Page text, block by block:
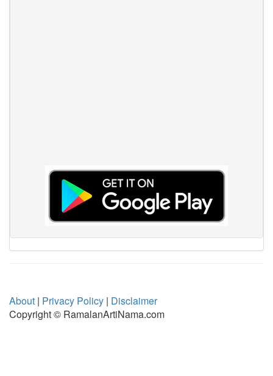
About | Privacy Policy | Disclaimer
Copyright © RamalanArtiNama.com